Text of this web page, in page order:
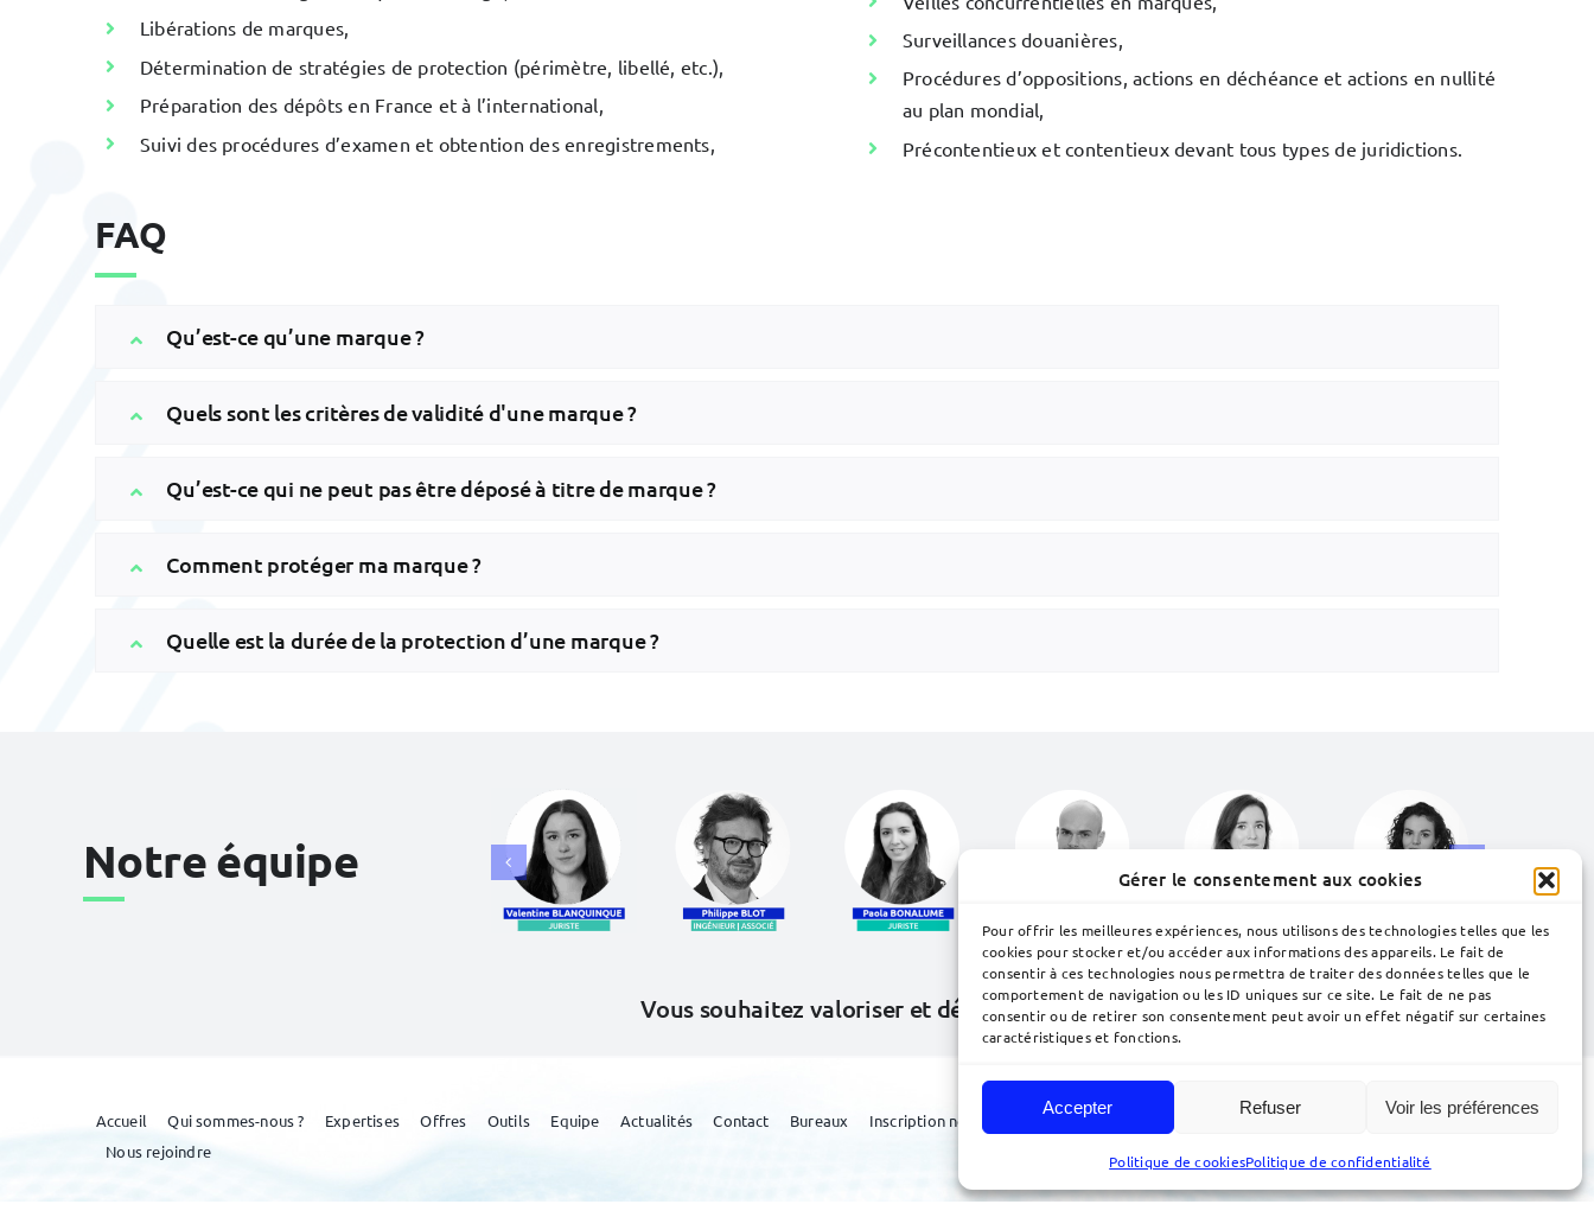
Gérer le consentement aux cookies
Pour offrir les meilleures expériences, nous utilisons des technologies telles que les
cookies pour stocker et/ou accéder aux informations des appareils. Le fait de
consentir à ces technologies nous permettra de traiter des données telles que le
comportement de navigation ou les ID uniques sur ce site. Le fait de ne pas
consentir ou de retirer son consentement peut avoir un effet négatif sur certaines
caractéristiques et fonctions.
Accepter Refuser Voir les préférences
Politique de cookiesPolitique de confidentialité
Libérations de marques,
Détermination de stratégies de protection (périmètre, libellé, etc.),
Préparation des dépôts en France et à l’international,
Suivi des procédures d’examen et obtention des enregistrements,
Surveillances douanières,
Procédures d’oppositions, actions en déchéance et actions en nullité
au plan mondial,
Précontentieux et contentieux devant tous types de juridictions.
FAQ
Qu’est-ce qu’une marque ?
Quels sont les critères de validité d'une marque ?
Qu’est-ce qui ne peut pas être déposé à titre de marque ?
Comment protéger ma marque ?
Quelle est la durée de la protection d’une marque ?
Notre équipe
Vous souhaitez valoriser et défendre votre marque.Contactez notre équipe.
Accueil Qui sommes-nous ? Expertises Offres Outils Equipe Actualités Contact Bureaux
Inscription newsletter
Nous rejoindre